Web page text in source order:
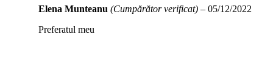
Elena Munteanu (Cumpărător verificat) – 05/12/2022
Preferatul meu